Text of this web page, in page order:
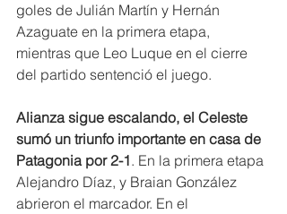
goles de Julián Martín y Hernán
Azaguate en la primera etapa,
mientras que Leo Luque en el cierre
del partido sentenció el juego.
Alianza sigue escalando, el Celeste
sumó un triunfo importante en casa de
Patagonia por 2-1. En la primera etapa
Alejandro Díaz, y Braian González
abrieron el marcador. En el